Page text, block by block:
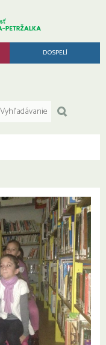
DOSPELÍ